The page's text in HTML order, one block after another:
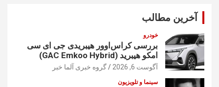
آخرین مطالب
خودرو
بررسی کراس‌اوور هیبریدی جی ای سی
امکو هیبرید (GAC Emkoo Hybrid)
آگوست 6, 2026 گروه خبری آلما خبر
سینما و تلویزیون